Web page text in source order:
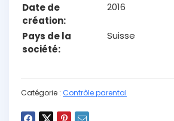
Date de
création
2016
Pays de la
société
Suisse
Catégorie : Contrôle parental